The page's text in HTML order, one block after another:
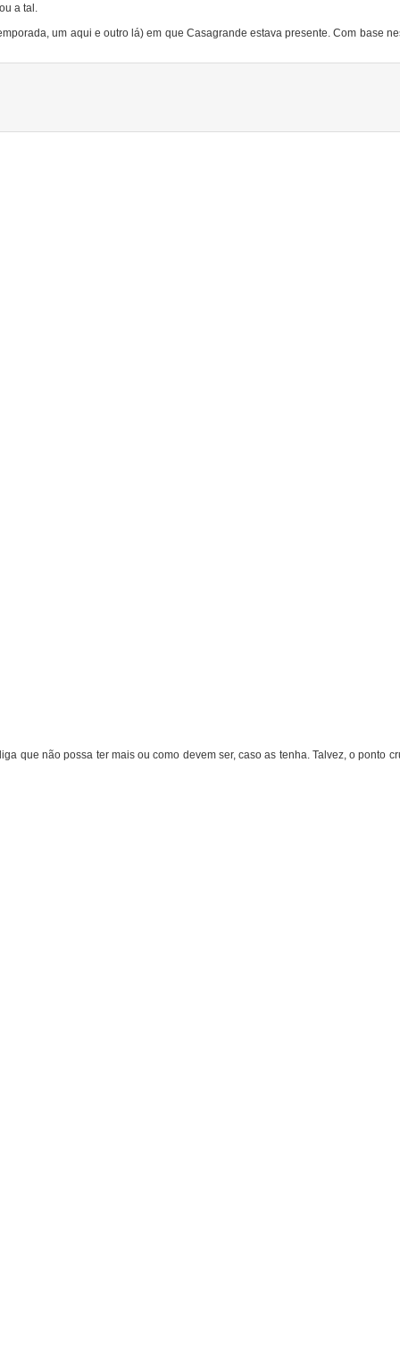
a tal.
um aqui e outro lá) em que Casagrande estava presente. Com base
que não possa ter mais ou como devem ser, caso as tenha. Talvez, o ponto